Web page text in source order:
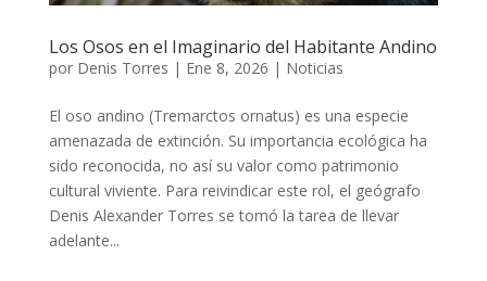
Los Osos en el Imaginario del Habitante Andino
por Denis Torres | Ene 8, 2026 | Noticias
El oso andino (Tremarctos ornatus) es una especie
amenazada de extinción. Su importancia ecológica ha
sido reconocida, no así su valor como patrimonio
cultural viviente. Para reivindicar este rol, el geógrafo
Denis Alexander Torres se tomó la tarea de llevar
adelante...